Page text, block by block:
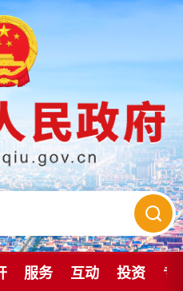
服务 互动 投资 专